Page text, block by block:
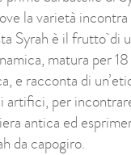
la varietà
Syrah è il frutto di
matura per
e racconta di
artifici, per
antica ed
da capogiro.